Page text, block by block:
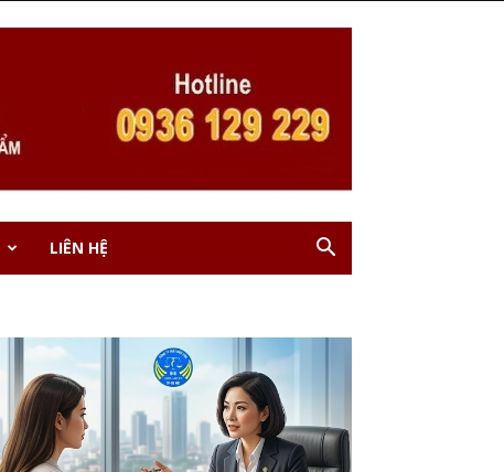
LIÊN HỆ